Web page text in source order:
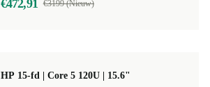
€472,91 €3199 (Nieuw)
HP 15-fd | Core 5 120U | 15.6"